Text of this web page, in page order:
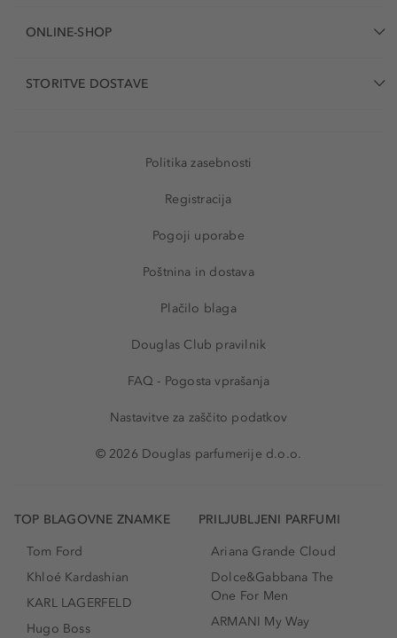
ONLINE-SHOP
STORITVE DOSTAVE
Politika zasebnosti
Registracija
Pogoji uporabe
Poštnina in dostava
Plačilo blaga
Douglas Club pravilnik
FAQ - Pogosta vprašanja
Nastavitve za zaščito podatkov
© 2026 Douglas parfumerije d.o.o.
TOP BLAGOVNE ZNAMKE
Tom Ford
Khloé Kardashian
KARL LAGERFELD
Hugo Boss
PRILJUBLJENI PARFUMI
Ariana Grande Cloud
Dolce&Gabbana The
One For Men
ARMANI My Way